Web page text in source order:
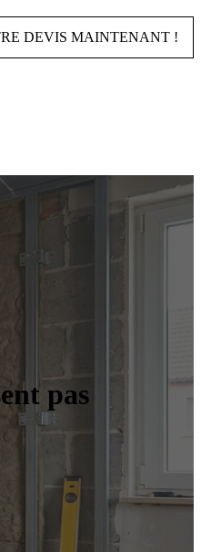
DEVIS MAINTENANT !
pas